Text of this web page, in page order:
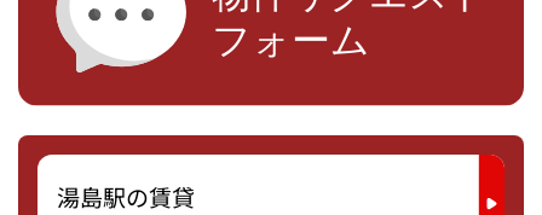
湯島駅の賃貸